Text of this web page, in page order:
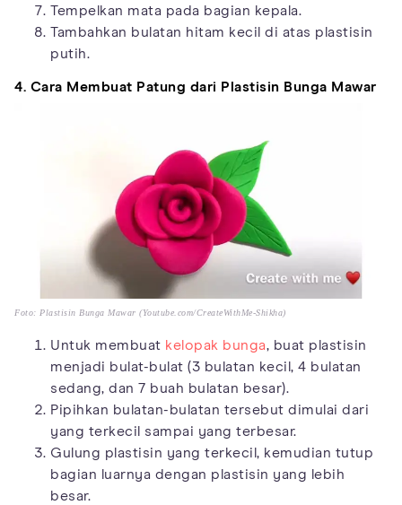
Tempelkan mata pada bagian kepala.
Tambahkan bulatan hitam kecil di atas plastisin
putih.
4. Cara Membuat Patung dari Plastisin Bunga Mawar
Foto: Plastisin Bunga Mawar (Youtube.com/CreateWithMe-Shikha)
Untuk membuat kelopak bunga, buat plastisin
menjadi bulat-bulat (3 bulatan kecil, 4 bulatan
sedang, dan 7 buah bulatan besar).
Pipihkan bulatan-bulatan tersebut dimulai dari
yang terkecil sampai yang terbesar.
Gulung plastisin yang terkecil, kemudian tutup
bagian luarnya dengan plastisin yang lebih
besar.